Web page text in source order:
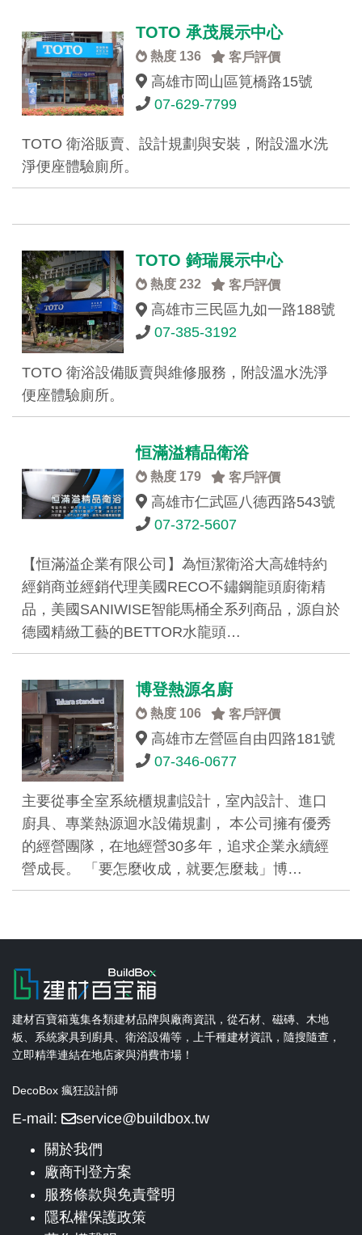
TOTO 承茂展示中心
熱度 136 客戶評價
高雄市岡山區筧橋路15號
07-629-7799
TOTO 衛浴販賣、設計規劃與安裝，附設溫水洗
淨便座體驗廁所。
TOTO 錡瑞展示中心
熱度 232 客戶評價
高雄市三民區九如一路188號
07-385-3192
TOTO 衛浴設備販賣與維修服務，附設溫水洗淨
便座體驗廁所。
恒滿溢精品衛浴
熱度 179 客戶評價
高雄市仁武區八德西路543號
07-372-5607
【恒滿溢企業有限公司】為恒潔衛浴大高雄特約
經銷商並經銷代理美國RECO不鏽鋼龍頭廚衛精
品，美國SANIWISE智能馬桶全系列商品，源自於
德國精緻工藝的BETTOR水龍頭…
博登熱源名廚
熱度 106 客戶評價
高雄市左營區自由四路181號
07-346-0677
主要從事全室系統櫃規劃設計，室內設計、進口
廚具、專業熱源迴水設備規劃， 本公司擁有優秀
的經營團隊，在地經營30多年，追求企業永續經
營成長。 「要怎麼收成，就要怎麼栽」博…
建材百寶箱蒐集各類建材品牌與廠商資訊，從石材、磁磚、木地
板、系統家具到廚具、衛浴設備等，上千種建材資訊，隨搜隨查，
立即精準連結在地店家與消費市場！
DecoBox 瘋狂設計師
E-mail:
service@buildbox.tw
關於我們
廠商刊登方案
服務條款與免責聲明
隱私權保護政策